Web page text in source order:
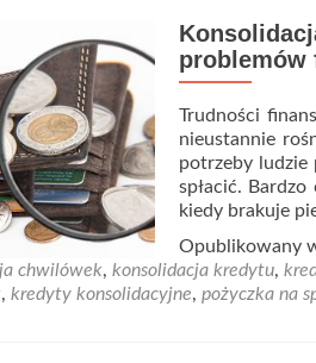
problemów
Trudności
nieustannie
potrzeby ludzie
spłacić.
kiedy brakuje
Opublikowany
chwilówek, konsolidacja kredytu,
, kredyty konsolidacyjne, pożyczka na